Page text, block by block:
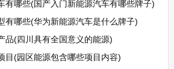
有哪些(国产入门新能源汽车有哪些牌子)
有哪些(华为新能源汽车是什么牌子)
品(四川具有全国意义的能源)
目(园区能源包含哪些项目内容)